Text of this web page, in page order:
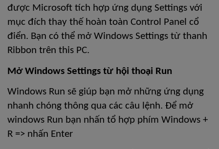
được Microsoft tích hợp ứng dụng Settings với
mục đích thay thế hoàn toàn Control Panel cổ
điển. Bạn có thể mở Windows Settings từ thanh
Ribbon trên this PC.
Mở Windows Settings từ hội thoại Run
Windows Run sẽ giúp bạn mở những ứng dụng
nhanh chóng thông qua các câu lệnh. Để mở
windows Run bạn nhấn tổ hợp phím Windows +
R => nhấn Enter